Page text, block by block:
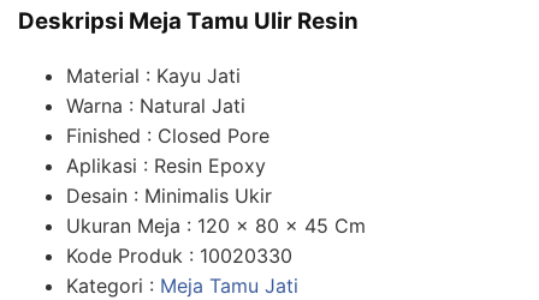
Deskripsi Meja Tamu Ulir Resin
Material : Kayu Jati
Warna : Natural Jati
Finished : Closed Pore
Aplikasi : Resin Epoxy
Desain : Minimalis Ukir
Ukuran Meja : 120 x 80 x 45 Cm
Kode Produk : 10020330
Kategori : Meja Tamu Jati